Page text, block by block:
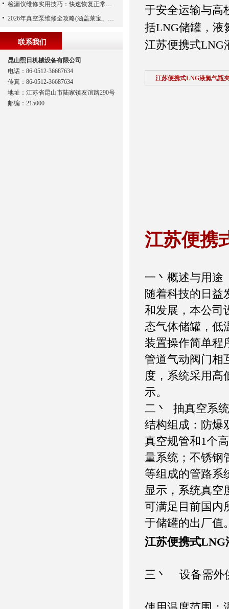
于安全运输与高
括LNG储罐，液
江苏便携式LNG
江苏便携式LNG液氮气瓶
江苏便携
一丶概述与用途
随着科技的日益
和发展，本公司
态气体储罐，低
装置操作简单程
管道气动阀门相
度，系统采用高
示。
二丶 抽真空系
结构组成：防爆
真空规管和1个
量系统；不锈钢
等组成的管路系
显示，系统真空
可满足目前国内
于储罐的出厂值
江苏便携式LNG
三丶 设备需外
检漏仪维修实用技巧：快速恢复正常运行
2026年真空泵维修全攻略(涵盖莱宝、爱德华、爱发科等品牌)
联系我们
昆山熙日机械设备有限公司
电话：86-0512-36687634
传真：86-0512-36687634
地址：江苏省昆山市陆家镇友谊路290号
邮编：215000